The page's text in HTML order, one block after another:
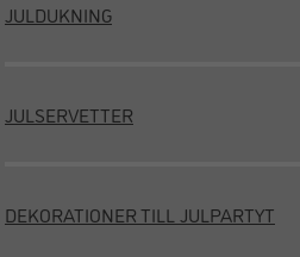
JULDUKNING
JULSERVETTER
DEKORATIONER TILL JULPARTYT